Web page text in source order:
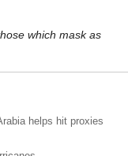
which mask as
helps hit proxies